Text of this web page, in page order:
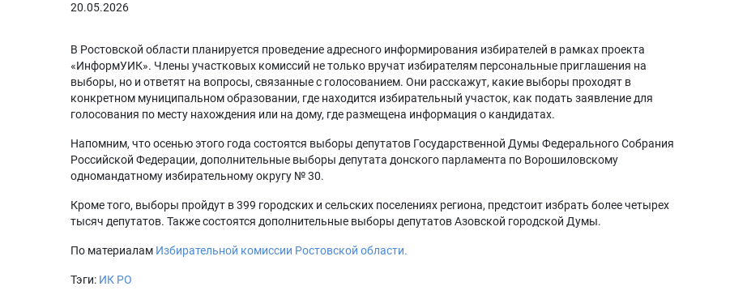
20.05.2026
В Ростовской области планируется проведение адресного информирования избирателей в рамках проекта
«ИнформУИК». Члены участковых комиссий не только вручат избирателям персональные приглашения на
выборы, но и ответят на вопросы, связанные с голосованием. Они расскажут, какие выборы проходят в
конкретном муниципальном образовании, где находится избирательный участок, как подать заявление для
голосования по месту нахождения или на дому, где размещена информация о кандидатах.
Напомним, что осенью этого года состоятся выборы депутатов Государственной Думы Федерального Собрания
Российской Федерации, дополнительные выборы депутата донского парламента по Ворошиловскому
одномандатному избирательному округу № 30.
Кроме того, выборы пройдут в 399 городских и сельских поселениях региона, предстоит избрать более четырех
тысяч депутатов. Также состоятся дополнительные выборы депутатов Азовской городской Думы.
По материалам Избирательной комиссии Ростовской области.
Тэги: ИК РО